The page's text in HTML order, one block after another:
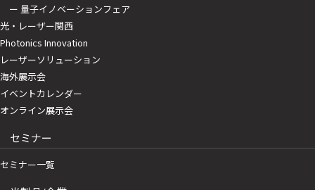
ー 量子イノベーションフェア
光・レーザー関西
Photonics Innovation
レーザーソリューション
海外展示会
イベントカレンダー
オンライン展示会
セミナー
セミナー一覧